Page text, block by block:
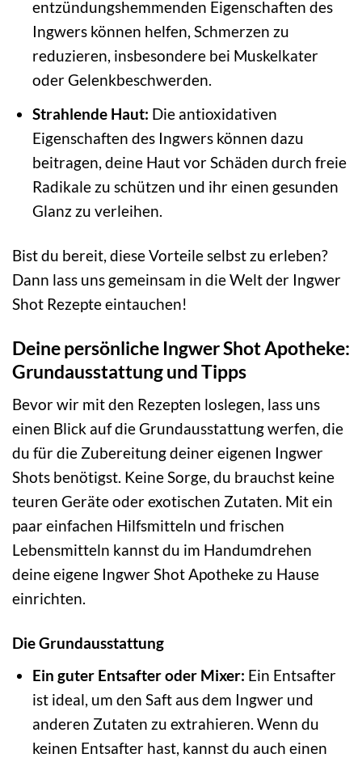
entzündungshemmenden Eigenschaften des
Ingwers können helfen, Schmerzen zu
reduzieren, insbesondere bei Muskelkater
oder Gelenkbeschwerden.
Strahlende Haut: Die antioxidativen
Eigenschaften des Ingwers können dazu
beitragen, deine Haut vor Schäden durch freie
Radikale zu schützen und ihr einen gesunden
Glanz zu verleihen.
Bist du bereit, diese Vorteile selbst zu erleben?
Dann lass uns gemeinsam in die Welt der Ingwer
Shot Rezepte eintauchen!
Deine persönliche Ingwer Shot Apotheke:
Grundausstattung und Tipps
Bevor wir mit den Rezepten loslegen, lass uns
einen Blick auf die Grundausstattung werfen, die
du für die Zubereitung deiner eigenen Ingwer
Shots benötigst. Keine Sorge, du brauchst keine
teuren Geräte oder exotischen Zutaten. Mit ein
paar einfachen Hilfsmitteln und frischen
Lebensmitteln kannst du im Handumdrehen
deine eigene Ingwer Shot Apotheke zu Hause
einrichten.
Die Grundausstattung
Ein guter Entsafter oder Mixer: Ein Entsafter
ist ideal, um den Saft aus dem Ingwer und
anderen Zutaten zu extrahieren. Wenn du
keinen Entsafter hast, kannst du auch einen